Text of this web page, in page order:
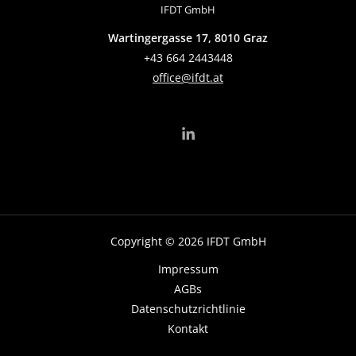
IFDT GmbH
Wartingergasse 17, 8010 Graz
+43 664 2443448
office@ifdt.at
Copyright © 2026 IFDT GmbH
Impressum
AGBs
Datenschutzrichtlinie
Kontakt